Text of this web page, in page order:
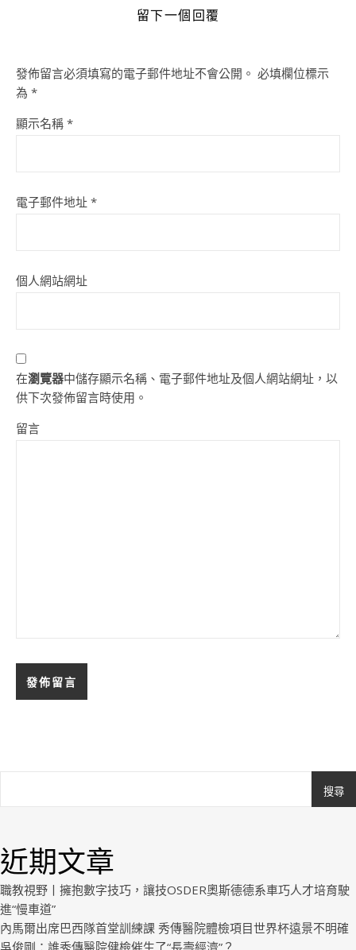
留下一個回覆
發佈留言必須填寫的電子郵件地址不會公開。 必填欄位標示
為 *
顯示名稱 *
電子郵件地址 *
個人網站網址
在瀏覽器中儲存顯示名稱、電子郵件地址及個人網站網址，以
供下次發佈留言時使用。
留言
搜尋
近期文章
職教視野丨擁抱數字技巧，讓技OSDER奧斯德德系車巧人才培育駛
進“慢車道”
內馬爾出席巴西隊首堂訓練課 秀傳醫院體檢項目世界杯遠景不明確
吳俊剛：誰秀傳醫院健檢催生了“長壽經濟”？
Royal.